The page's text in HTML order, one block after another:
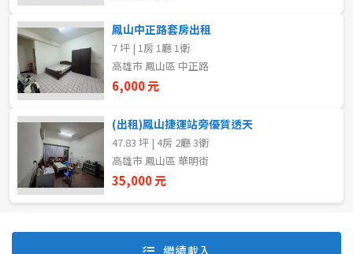
預設排序
鳳山中正路套房出租
7 坪 | 1房 1廳 1衛
高雄市 鳳山區 中正路
6,000 元
(出租)鳳山捷運站旁優質透天
47.83 坪 | 4房 2廳 3衛
高雄市 鳳山區 華明街
35,000 元
繼續載入